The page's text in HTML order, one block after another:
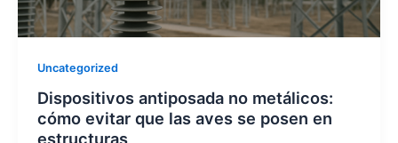
Uncategorized
Dispositivos antiposada no metálicos:
cómo evitar que las aves se posen en
estructuras